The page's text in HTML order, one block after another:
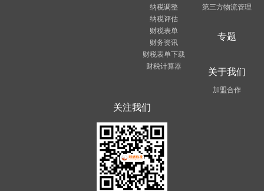
纳税调整
纳税评估
财税表单
财务资讯
财税表单下载
财税计算器
第三方物流管理
专题
关于我们
加盟合作
关注我们